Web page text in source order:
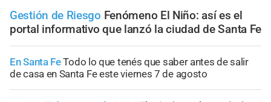
Gestión de Riesgo Fenómeno El Niño: así es el
portal informativo que lanzó la ciudad de Santa Fe
En Santa FeTodo lo que tenés que saber antes de salir
de casa en Santa Fe este viernes 7 de agosto